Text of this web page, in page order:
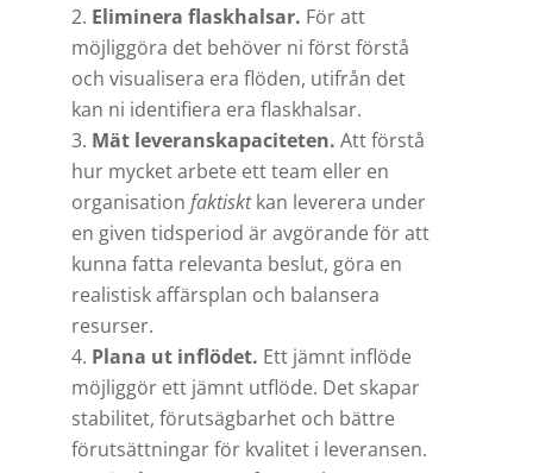
Eliminera flaskhalsar. För att
möjliggöra det behöver ni först förstå
och visualisera era flöden, utifrån det
kan ni identifiera era flaskhalsar.
Mät leveranskapaciteten. Att förstå
hur mycket arbete ett team eller en
organisation faktisktkan leverera under
en given tidsperiod är avgörande för att
kunna fatta relevanta beslut, göra en
realistisk affärsplan och balansera
resurser.
Plana ut inflödet. Ett jämnt inflöde
möjliggör ett jämnt utflöde. Det skapar
stabilitet, förutsägbarhet och bättre
förutsättningar för kvalitet i leveransen.